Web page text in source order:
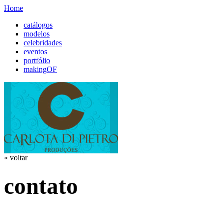
Home
catálogos
modelos
celebridades
eventos
portfólio
makingOF
« voltar
contato